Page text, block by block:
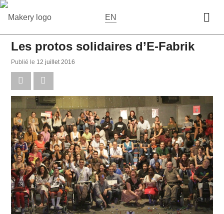
EN
Les protos solidaires d’E-Fabrik
Publié le 12 juillet 2016